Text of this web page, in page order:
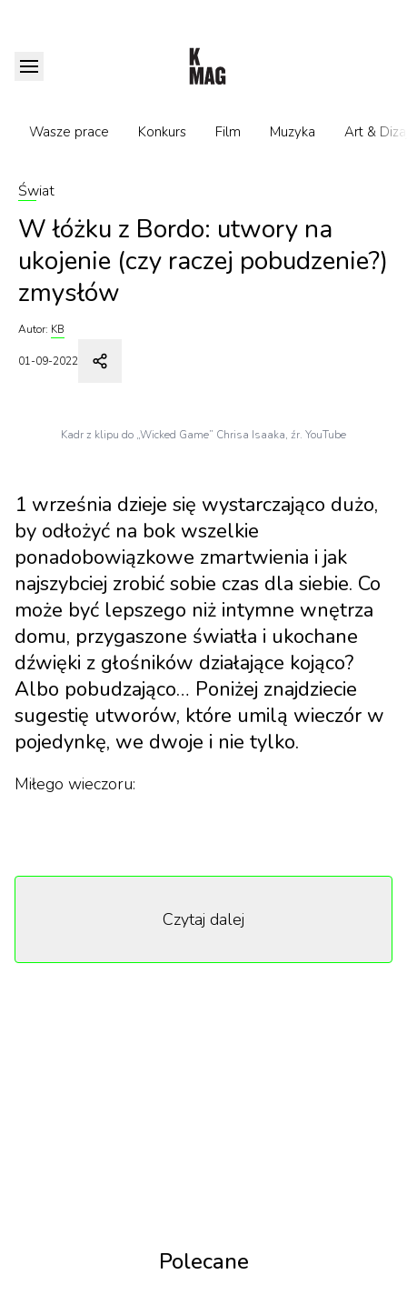
Wasze prace Konkurs Film Muzyka Art &
Świat
W łóżku z Bordo: utwory na
ukojenie (czy raczej pobudzenie?)
zmysłów
Autor: KB
01-09-2022
Kadr z klipu do „Wicked Game” Chrisa Isaaka, źr. YouTube
1 września dzieje się wystarczająco dużo,
by odłożyć na bok wszelkie
ponadobowiązkowe zmartwienia i jak
najszybciej zrobić sobie czas dla siebie. Co
może być lepszego niż intymne wnętrza
domu, przygaszone światła i ukochane
dźwięki z głośników działające kojąco?
Albo pobudzająco… Poniżej znajdziecie
sugestię utworów, które umilą wieczór w
pojedynkę, we dwoje i nie tylko.
Miłego wieczoru:
Czytaj dalej
Polecane